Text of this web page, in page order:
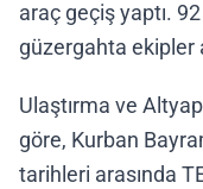
araç geçiş yaptı.
güzergahta ekipler
Ulaştırma ve
göre, Kurban
tarihleri arasında